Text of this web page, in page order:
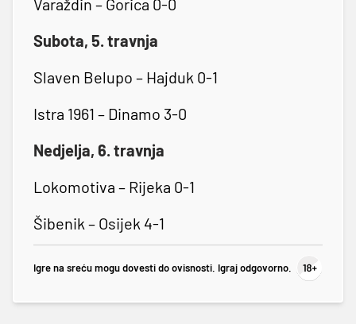
Varaždin – Gorica 0-0
Subota, 5. travnja
Slaven Belupo – Hajduk 0-1
Istra 1961 – Dinamo 3-0
Nedjelja, 6. travnja
Lokomotiva – Rijeka 0-1
Šibenik – Osijek 4-1
Igre na sreću mogu dovesti do ovisnosti. Igraj odgovorno.